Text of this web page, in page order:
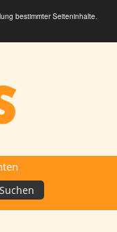
bestimmter Seiteninhalte.